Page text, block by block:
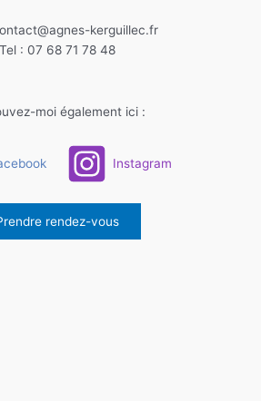
kerguillec.fr
Tel : 07 68 71 78 48
moi également ici :
Instagram
rendez-vous